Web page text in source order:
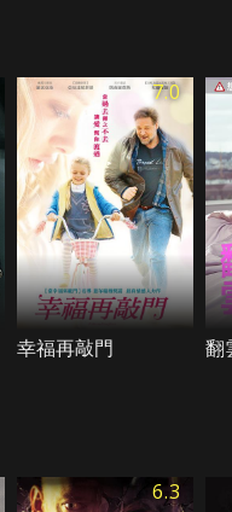
7.0
幸福再敲門 翻
6.3